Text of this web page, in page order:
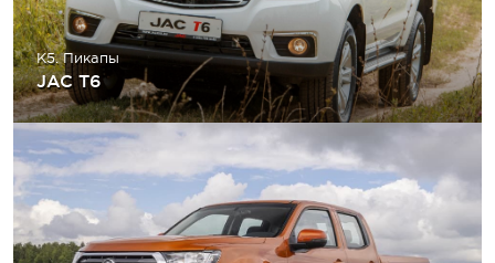
K5. Пикапы
JAC T6